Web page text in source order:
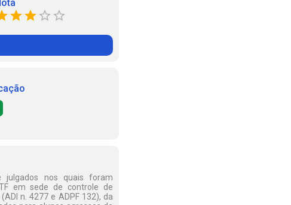
julgados nos quais foram
em sede de controle de
n. 4277 e ADPF 132), da